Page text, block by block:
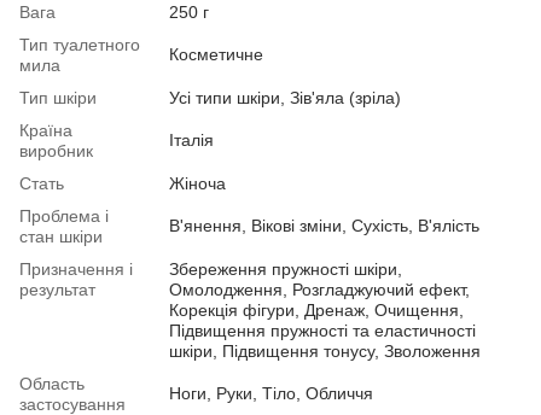
Вага
250 г
Тип туалетного
мила
Косметичне
Тип шкіри
Усі типи шкіри, Зів'яла (зріла)
Країна
виробник
Італія
Стать
Жіноча
Проблема і
стан шкіри
В'янення, Вікові зміни, Сухість, В'ялість
Призначення і
результат
Збереження пружності шкіри,
Омолодження, Розгладжуючий ефект,
Корекція фігури, Дренаж, Очищення,
Підвищення пружності та еластичності
шкіри, Підвищення тонусу, Зволоження
Область
застосування
Ноги, Руки, Тіло, Обличчя